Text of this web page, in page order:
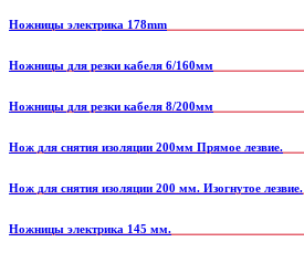
Ножницы электрика 178mm
Ножницы для резки кабеля 6/160мм
Ножницы для резки кабеля 8/200мм
Нож для снятия изоляции 200мм Прямое лезвие.
Нож для снятия изоляции 200 мм. Изогнутое лезвие.
Ножницы электрика 145 мм.